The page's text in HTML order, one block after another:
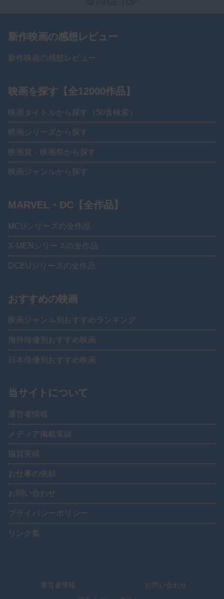
新作映画の感想レビュー
新作映画の感想レビュー
映画を探す【全12000作品】
映画タイトルから探す（50音検索）
映画シリーズから探す
映画賞・映画祭から探す
映画ジャンルから探す
MARVEL・DC【全作品】
MCUシリーズの全作品
X-MENシリーズの全作品
DCEUシリーズの全作品
おすすめの映画
映画ジャンル別おすすめランキング
海外俳優別おすすめ映画
日本俳優別おすすめ映画
当サイトについて
運営者情報
メディア掲載実績
協賛実績
お仕事の依頼
お問い合わせ
プライバシーポリシー
リンク集
運営者情報
お問い合わせ